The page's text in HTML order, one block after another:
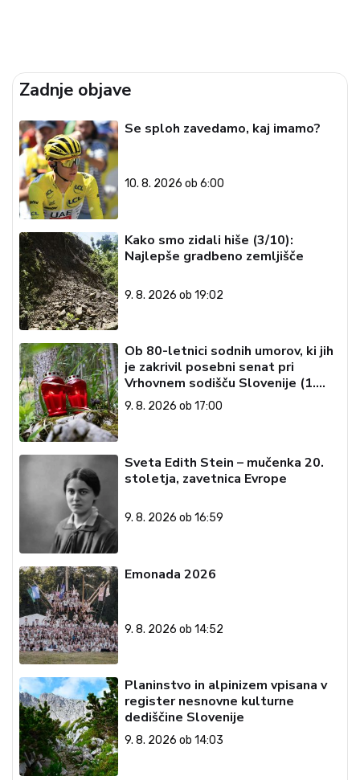
Zadnje objave
Se sploh zavedamo, kaj imamo?
10. 8. 2026 ob 6:00
Kako smo zidali hiše (3/10):
Najlepše gradbeno zemljišče
9. 8. 2026 ob 19:02
Ob 80-letnici sodnih umorov, ki jih
je zakrivil posebni senat pri
Vrhovnem sodišču Slovenije (1.
del)
9. 8. 2026 ob 17:00
Sveta Edith Stein – mučenka 20.
stoletja, zavetnica Evrope
9. 8. 2026 ob 16:59
Emonada 2026
9. 8. 2026 ob 14:52
Planinstvo in alpinizem vpisana v
register nesnovne kulturne
dediščine Slovenije
9. 8. 2026 ob 14:03